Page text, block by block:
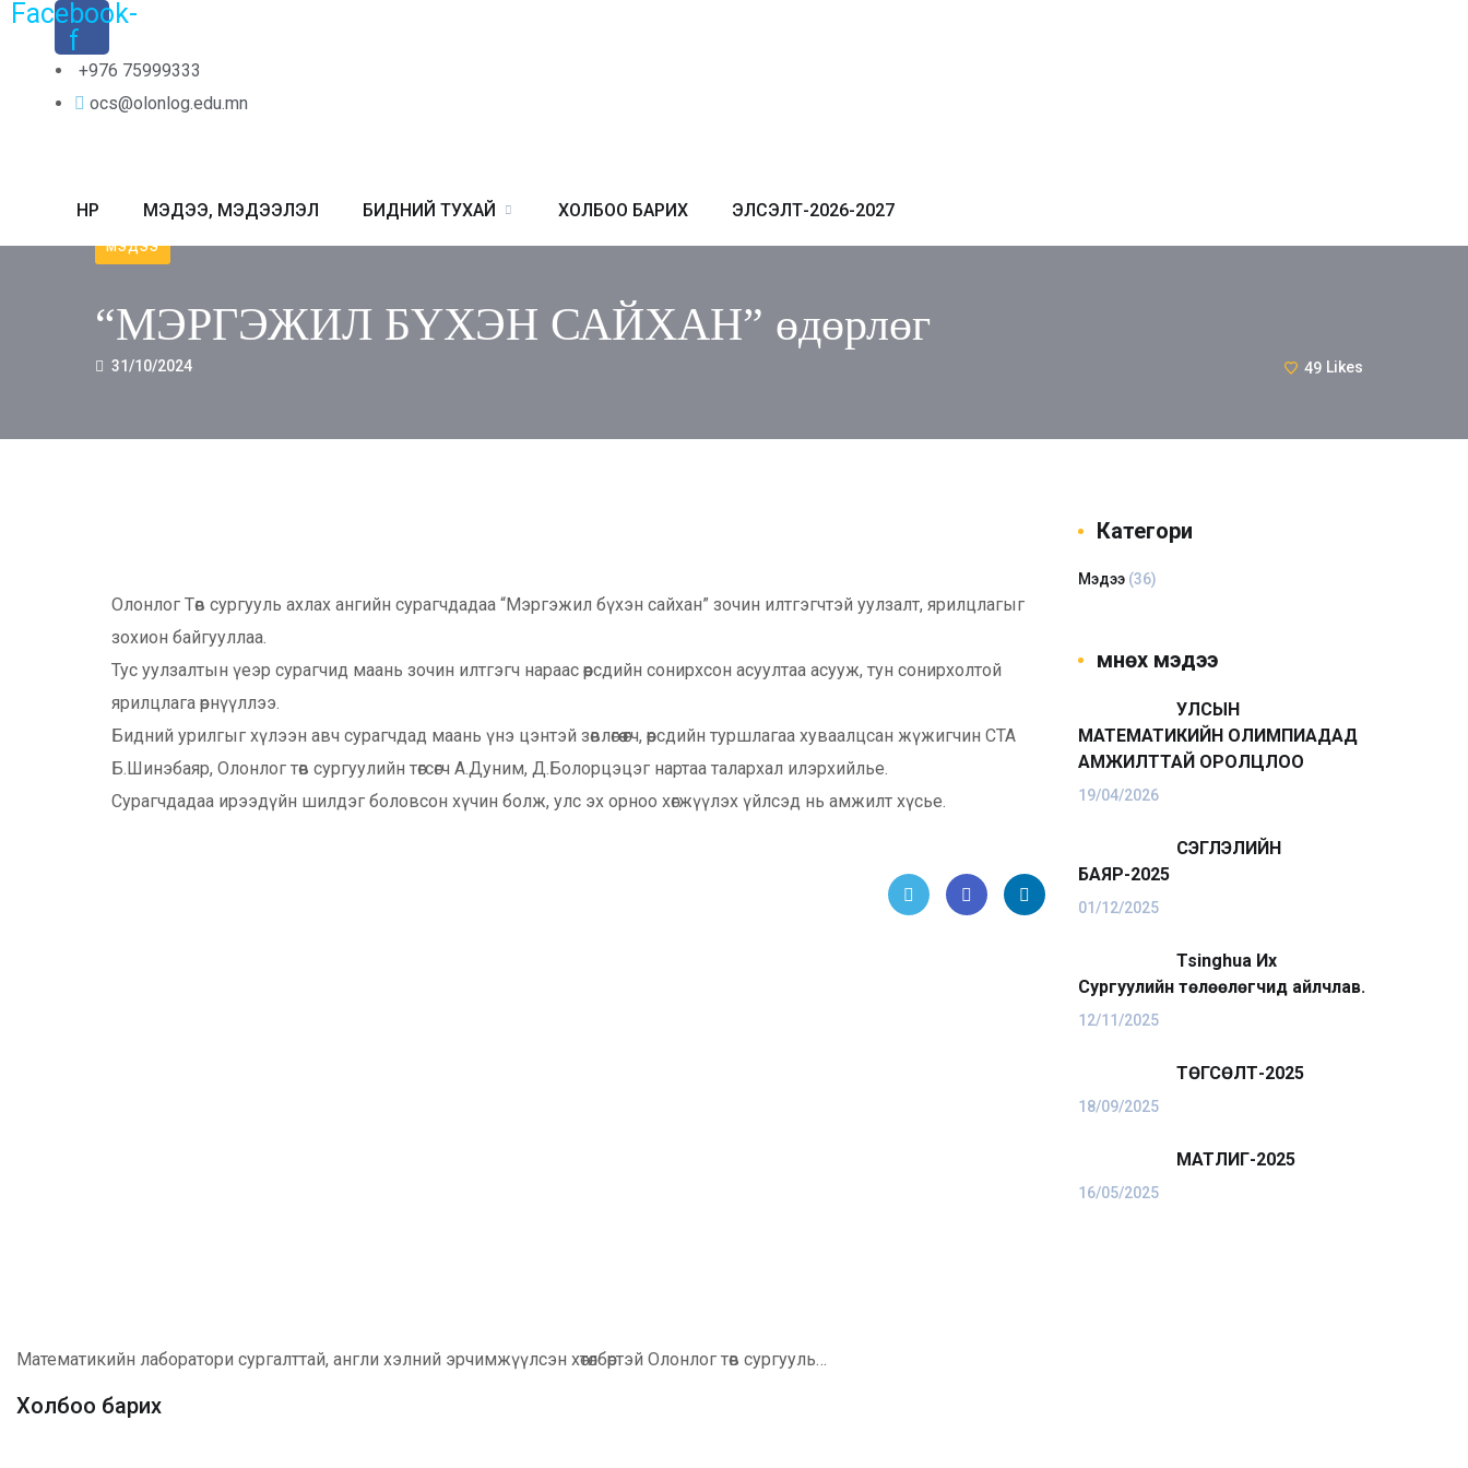
Facebook-
f
+976 75999333
ocs@olonlog.edu.mn
НҮҮР МЭДЭЭ, МЭДЭЭЛЭЛ БИДНИЙ ТУХАЙ ХОЛБОО БАРИХ ЭЛСЭЛТ-2026-2027
МЭДЭЭ
“МЭРГЭЖИЛ БҮХЭН САЙХАН” өдөрлөг
31/10/2024 49 Likes
Олонлог Төв сургууль ахлах ангийн сурагчдадаа “Мэргэжил бүхэн сайхан” зочин илтгэгчтэй уулзалт, ярилцлагыг
зохион байгууллаа.
Тус уулзалтын үеэр сурагчид маань зочин илтгэгч нараас өөрсдийн сонирхсон асуултаа асууж, тун сонирхолтой
ярилцлага өрнүүллээ.
Бидний урилгыг хүлээн авч сурагчдад маань үнэ цэнтэй зөвлөгөө өгч, өөрсдийн туршлагаа хуваалцсан жүжигчин СТА
Б.Шинэбаяр, Олонлог төв сургуулийн төгсөгч А.Дуним, Д.Болорцэцэг нартаа талархал илэрхийлье.
Сурагчдадаа ирээдүйн шилдэг боловсон хүчин болж, улс эх орноо хөгжүүлэх үйлсэд нь амжилт хүсье.
Категори
Мэдээ (36)
Өмнөх мэдээ
УЛСЫН
МАТЕМАТИКИЙН ОЛИМПИАДАД
АМЖИЛТТАЙ ОРОЛЦЛОО
19/04/2026
ҮСЭГЛЭЛИЙН
БАЯР-2025
01/12/2025
Tsinghua Их
Сургуулийн төлөөлөгчид айлчлав.
12/11/2025
ТӨГСӨЛТ-2025
18/09/2025
МАТЛИГ-2025
16/05/2025
Математикийн лаборатори сургалттай, англи хэлний эрчимжүүлсэн хөтөлбөртэй Олонлог төв сургууль…
Холбоо барих